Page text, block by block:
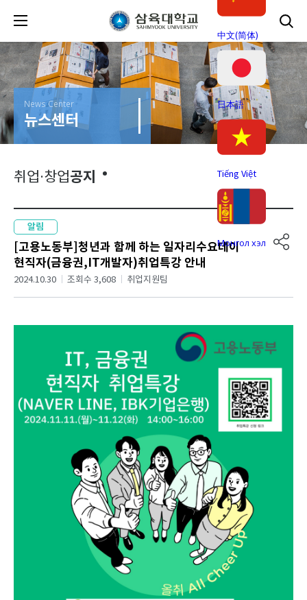
中文(简体)
日本語
Tiếng Việt
Монгол хэл
News Center
뉴스센터
취업·창업공지
알림
[고용노동부]청년과 함께 하는 일자리수요데이
현직자(금융권,IT개발자)취업특강 안내
2024.10.30 조회수 3,608 취업지원팀